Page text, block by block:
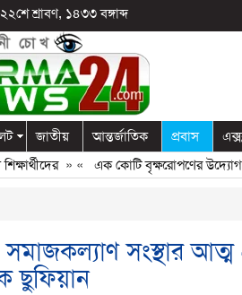
২২শে শ্রাবণ, ১৪৩৩ বঙ্গাব্দ
জাতীয় আন্তর্জাতিক প্রবাস
» « এক কোটি বৃক্ষরোপণের উদ্যোগ
সমাজকল্যাণ সংস্থার
ছুফিয়ান